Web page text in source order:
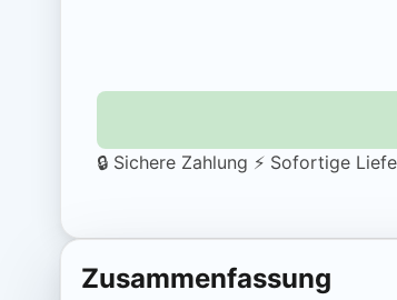
🔒 Sichere Zahlung ⚡ Sofortige
Zusammenfassung